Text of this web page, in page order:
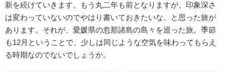
新を続けていきます。もう丸二年も前となりますが、印象深さ
は変わっていないのでやはり書いておきたいな、と思った旅が
あります。それが、愛媛県の忽那諸島の島々を巡った旅。季節
も12月ということで、少しは同じような空気を味わってもらえ
る時期なのでないでしょうか。